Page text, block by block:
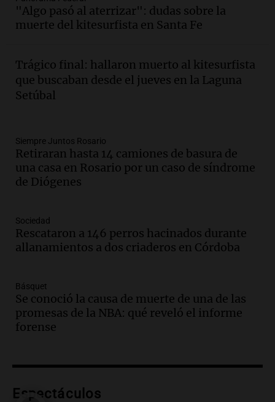
estudiante con 48 municipios
involucrados
Episodios
Audio.1° gol de Rosario Central a
Aldosivi (Zalazar en contra) - relato
Gato Greco
Audio.Recomendaciones de vino
bonarda para disfrutar el fin de semana
en Mendoza
Panorama Federal
Audio.
en la Sociedad Rural de Bulaya con
actividades para toda la familia
Audio.
edificios y una casa del estudiante para
jóvenes de la región
Panorama Federal
Audio.Preparativos finales para la gran
Bulaya este sábado
"Algo pasó al aterrizar": dudas sobre la
muerte del kitesurfista en Santa Fe
Trágico final: hallaron muerto al kitesurfista
que buscaban desde el jueves en la Laguna
Setúbal
Siempre Juntos Rosario
Retiraran hasta 14 camiones de basura de
una casa en Rosario por un caso de síndrome
de Diógenes
Sociedad
Rescataron a 146 perros hacinados durante
allanamientos a dos criaderos en Córdoba
Básquet
Se conoció la causa de muerte de una de las
promesas de la NBA: qué reveló el informe
forense
Espectáculos